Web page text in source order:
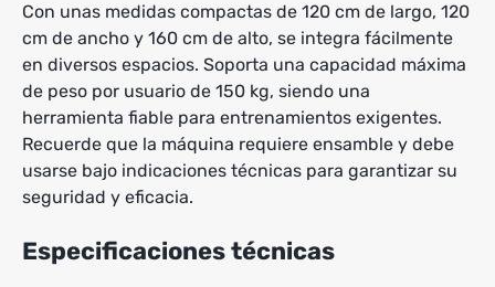
Con unas medidas compactas de 120 cm de largo, 120
cm de ancho y 160 cm de alto, se integra fácilmente
en diversos espacios. Soporta una capacidad máxima
de peso por usuario de 150 kg, siendo una
herramienta fiable para entrenamientos exigentes.
Recuerde que la máquina requiere ensamble y debe
usarse bajo indicaciones técnicas para garantizar su
seguridad y eficacia.
Especificaciones técnicas